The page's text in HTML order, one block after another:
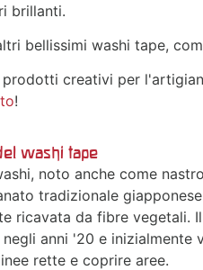
brillanti.
bellissimi washi tape,
creativi per
!
washi tape
noto anche come
tradizionale
ricavata da fibre vegetali.
negli anni '20 e
rette e coprire aree.